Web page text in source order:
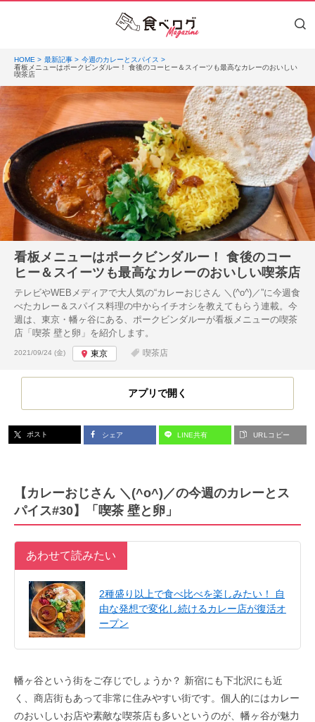
HOME 最新記事
今週のカレーとスパイス
看板メニューはポークビンダルー！ 食後のコーヒー＆スイーツも最高なカレーのおいしい
喫茶店
看板メニューはポークビンダルー！ 食後のコー
ヒー＆スイーツも最高なカレーのおいしい喫茶店
テレビやWEBメディアで大人気の“カレーおじさん ＼(^o^)／”に今週食
べたカレー＆スパイス料理の中からイチオシを教えてもらう連載。今
週は、東京・幡ヶ谷にある、ポークビンダルーが看板メニューの喫茶
店「喫茶 壁と卵」を紹介します。
投稿日:
2021/09/24 (金) 東京 喫茶店
アプリで開く
ポスト シェア LINE共有 URLコピー
【カレーおじさん ＼(^o^)／の今週のカレーとス
パイス#30】「 喫茶 壁と卵」
あわせて読みたい
2種盛り以上で食べ比べを楽しみたい！ 自
由な発想で変化し続けるカレー店が復活オ
ープン
幡ヶ谷という街をご存じでしょうか？ 新宿にも下北沢にも近
く、商店街もあって非常に住みやすい街です。個人的にはカレー
のおいしいお店や素敵な喫茶店も多いというのが、幡ヶ谷が魅力